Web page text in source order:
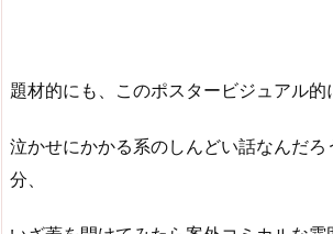
題材的にも、このポスタービジュアル的
泣かせにかかる系のしんどい話なんだろ
分、